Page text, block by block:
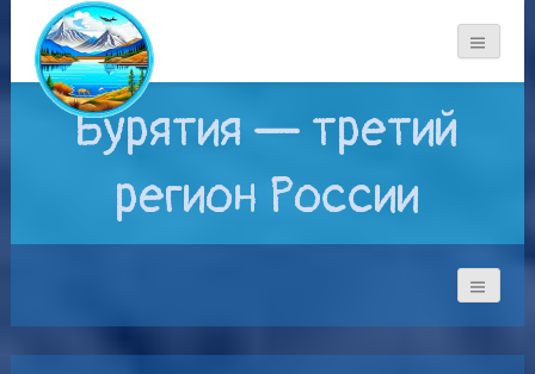
Бурятия — третий
регион России